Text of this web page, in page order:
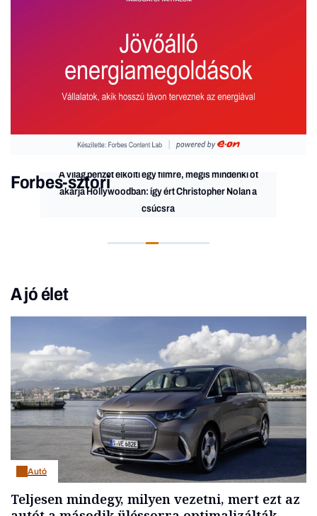
Forbes-sztori
A világ pénzét elkölti egy filmre, mégis mindenki őt
akarja Hollywoodban: így ért Christopher Nolan a
csúcsra
A jó élet
Autó
Teljesen mindegy, milyen vezetni, mert ezt az